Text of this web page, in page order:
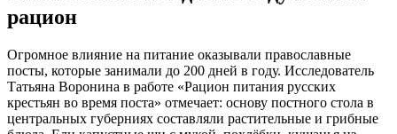
рацион
Огромное влияние на питание оказывали православные
посты, которые занимали до 200 дней в году. Исследователь
Татьяна Воронина в работе «Рацион питания русских
крестьян во время поста» отмечает: основу постного стола в
центральных губерниях составляли растительные и грибные